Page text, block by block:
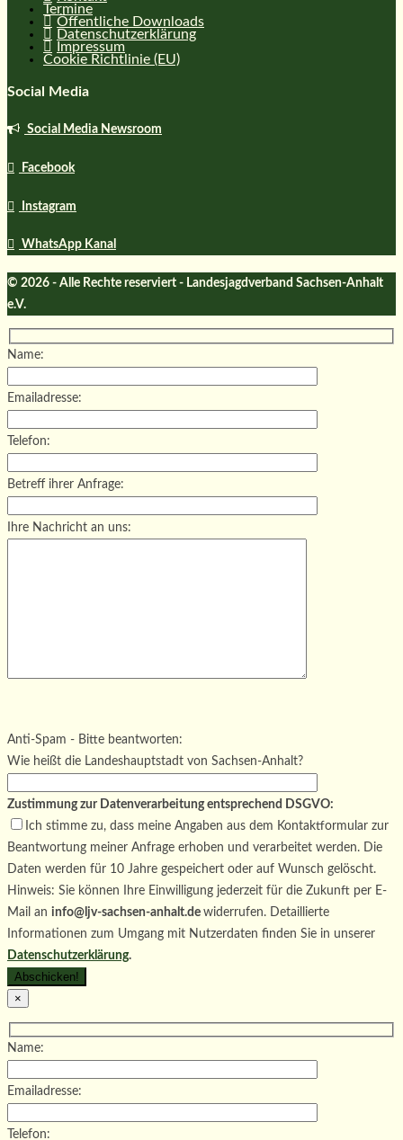
Termine
Öffentliche Downloads
Datenschutzerklärung
Impressum
Cookie Richtlinie (EU)
Social Media
Social Media Newsroom
Facebook
Instagram
WhatsApp Kanal
© 2026 - Alle Rechte reserviert - Landesjagdverband Sachsen-Anhalt
e.V.
Name:
Emailadresse:
Telefon:
Betreff ihrer Anfrage:
Ihre Nachricht an uns:
Bitte lasse dieses Feld leer.
Anti-Spam - Bitte beantworten:
Wie heißt die Landeshauptstadt von Sachsen-Anhalt?
Zustimmung zur Datenverarbeitung entsprechend DSGVO:
Ich stimme zu, dass meine Angaben aus dem Kontaktformular zur
Beantwortung meiner Anfrage erhoben und verarbeitet werden. Die
Daten werden für 10 Jahre gespeichert oder auf Wunsch gelöscht.
Hinweis: Sie können Ihre Einwilligung jederzeit für die Zukunft per E-
Mail an info@ljv-sachsen-anhalt.de widerrufen. Detaillierte
Informationen zum Umgang mit Nutzerdaten finden Sie in unserer
Datenschutzerklärung.
×
Name:
Emailadresse:
Telefon: